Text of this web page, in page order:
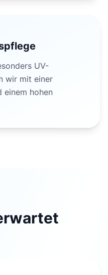
UV-
wir mit einer
einem hohen